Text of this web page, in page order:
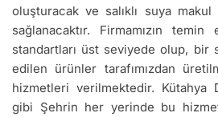
oluşturacak ve salıklı suya makul
sağlanacaktır. Firmamızın
standartları üst seviyede olup,
edilen ürünler tarafımızdan
hizmetleri verilmektedir. Kütahya
gibi Şehrin her yerinde bu